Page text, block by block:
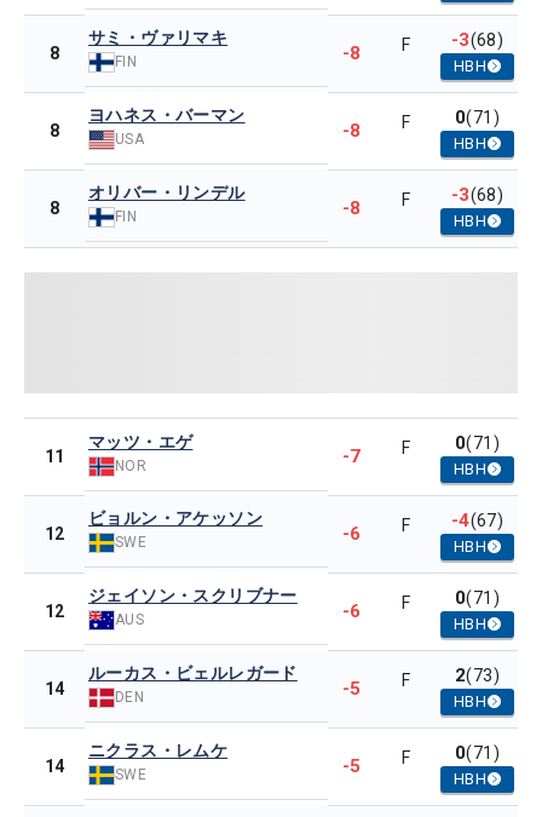
8
サミ・ヴァリマキ
FIN -8 F -3(68)
HBH
8
ヨハネス・バーマン
USA -8 F 0(71)
HBH
8
オリバー・リンデル
FIN -8 F -3(68)
HBH
11
マッツ・エゲ
NOR -7 F 0(71)
HBH
12
ビョルン・アケッソン
SWE -6 F -4(67)
HBH
12
ジェイソン・スクリブナー
AUS -6 F 0(71)
HBH
14
ルーカス・ビェルレガード
DEN -5 F 2(73)
HBH
14
ニクラス・レムケ
SWE -5 F 0(71)
HBH